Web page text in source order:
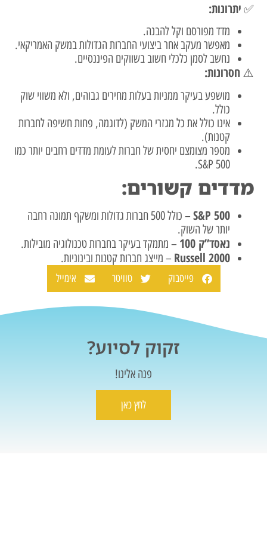
✅ יתרונות:
מדד מפורסם וקל להבנה.
מאפשר מעקב אחר ביצועי החברות הגדולות במשק האמריקאי.
נחשב לסמן כלכלי חשוב בשווקים הפיננסיים.
⚠️חסרונות:
מושפע בעיקר ממניות בעלות מחירים גבוהים, ולא משווי שוק
כולל.
אינו כולל את כל מגזרי המשק (לדוגמה, פחות חשיפה לחברות
קטנות).
מספר מצומצם יחסית של חברות לעומת מדדים רחבים יותר כמו
S&P 500.
מדדים קשורים:
S&P 500
– כולל 500 חברות גדולות ומשקף תמונה רחבה
יותר של השוק.
נאסד”ק 100 – מתמקד בעיקר בחברות טכנולוגיה מובילות.
Russell 2000 – מייצג חברות קטנות ובינוניות.
פייסבוק טוויטר אימייל
זקוק לסיוע?
פנה אלינו!
לחץ כאן